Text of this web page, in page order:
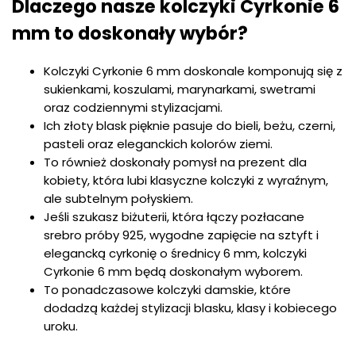
Dlaczego nasze kolczyki Cyrkonie 6
mm to doskonały wybór?
Kolczyki Cyrkonie 6 mm doskonale komponują się z
sukienkami, koszulami, marynarkami, swetrami
oraz codziennymi stylizacjami.
Ich złoty blask pięknie pasuje do bieli, beżu, czerni,
pasteli oraz eleganckich kolorów ziemi.
To również doskonały pomysł na prezent dla
kobiety, która lubi klasyczne kolczyki z wyraźnym,
ale subtelnym połyskiem.
Jeśli szukasz biżuterii, która łączy pozłacane
srebro próby 925, wygodne zapięcie na sztyft i
elegancką cyrkonię o średnicy 6 mm, kolczyki
Cyrkonie 6 mm będą doskonałym wyborem.
To ponadczasowe kolczyki damskie, które
dodadzą każdej stylizacji blasku, klasy i kobiecego
uroku.